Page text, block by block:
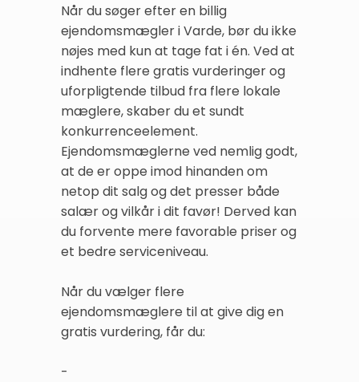
Når du søger efter en billig
ejendomsmægler i Varde, bør du ikke
nøjes med kun at tage fat i én. Ved at
indhente flere gratis vurderinger og
uforpligtende tilbud fra flere lokale
mæglere, skaber du et sundt
konkurrenceelement.
Ejendomsmæglerne ved nemlig godt,
at de er oppe imod hinanden om
netop dit salg og det presser både
salær og vilkår i dit favør! Derved kan
du forvente mere favorable priser og
et bedre serviceniveau.
Når du vælger flere
ejendomsmæglere til at give dig en
gratis vurdering, får du:
-